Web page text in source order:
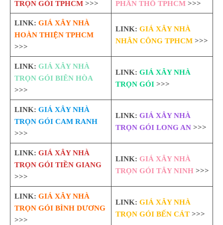
TRỌN GÓI TPHCM>>>
PHẦN THÔ TPHCM>>>
LINK: GIÁ XÂY NHÀ
HOÀN THIỆN TPHCM
>>>
LINK: GIÁ XÂY NHÀ
NHÂN CÔNG TPHCM>>>
LINK: GIÁ XÂY NHÀ
TRỌN GÓI BIÊN HÒA
>>>
LINK: GIÁ XÂY NHÀ
TRỌN GÓI>>>
LINK: GIÁ XÂY NHÀ
TRỌN GÓI CAM RANH
>>>
LINK: GIÁ XÂY NHÀ
TRỌN GÓI LONG AN>>>
LINK: GIÁ XÂY NHÀ
TRỌN GÓI TIỀN GIANG
>>>
LINK: GIÁ XÂY NHÀ
TRỌN GÓI TÂY NINH>>>
LINK: GIÁ XÂY NHÀ
TRỌN GÓI BÌNH DƯƠNG
>>>
LINK: GIÁ XÂY NHÀ
TRỌN GÓI BẾN CÁT>>>